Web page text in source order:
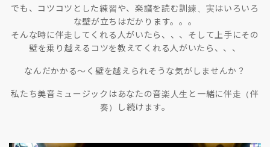
でも、コツコツとした練習や、楽譜を読む訓練、実はいろいろ
な壁が立ちはだかります。。。
そんな時に伴走してくれる人がいたら、、、そして上手にその
壁を乗り越えるコツを教えてくれる人がいたら、、、
なんだかかる〜く壁を越えられそうな気がしませんか？
私たち美音ミュージックはあなたの音楽人生と一緒に伴走（伴
奏）し続けます。